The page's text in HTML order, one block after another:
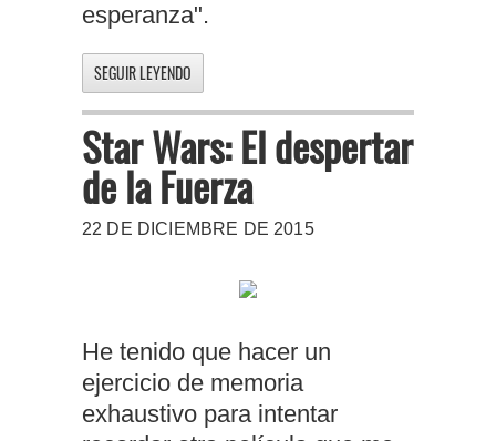
esperanza".
SEGUIR LEYENDO
Star Wars: El despertar
de la Fuerza
22 DE DICIEMBRE DE 2015
He tenido que hacer un
ejercicio de memoria
exhaustivo para intentar